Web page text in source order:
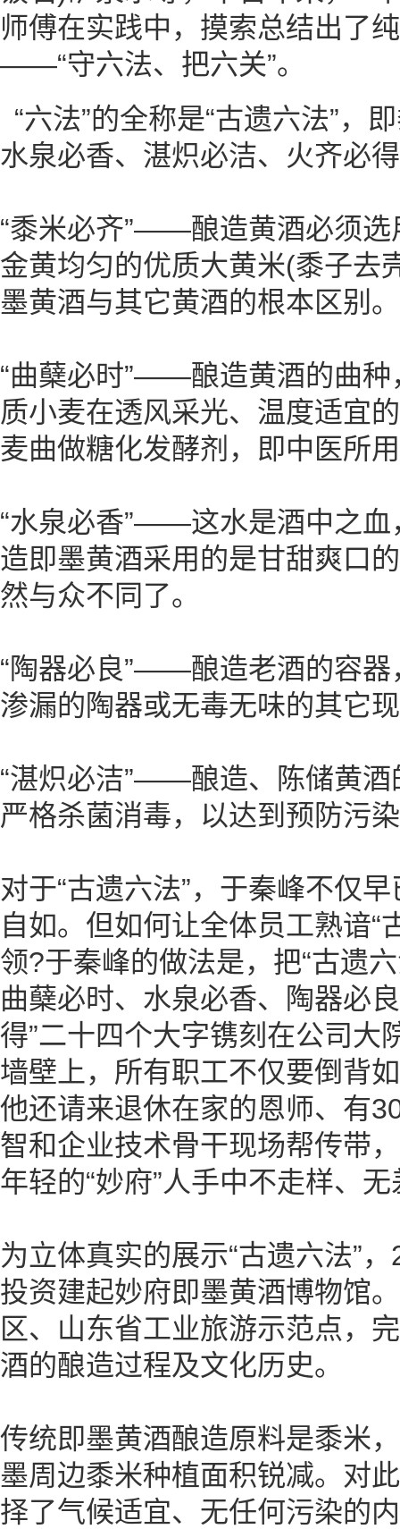
师傅在实践中，摸索总结出了
——“守六法、把六关”。
“六法”的全称是“古遗六法”，
水泉必香、湛炽必洁、火齐必
“黍米必齐”——酿造黄酒必须选
金黄均匀的优质大黄米(黍子去
墨黄酒与其它黄酒的根本区别。
“曲蘖必时”——酿造黄酒的曲种
质小麦在透风采光、温度适宜
麦曲做糖化发酵剂，即中医所
“水泉必香”——这水是酒中之血
造即墨黄酒采用的是甘甜爽口
然与众不同了。
“陶器必良”——酿造老酒的容器
渗漏的陶器或无毒无味的其它
“湛炽必洁”——酿造、陈储黄酒
严格杀菌消毒，以达到预防污
对于“古遗六法”，于秦峰不仅
自如。但如何让全体员工熟谙“
领?于秦峰的做法是，把“古遗
曲蘖必时、水泉必香、陶器必
得”二十四个大字镌刻在公司大
墙壁上，所有职工不仅要倒背
他还请来退休在家的恩师、有
智和企业技术骨干现场帮传带
年轻的“妙府”人手中不走样、
为立体真实的展示“古遗六法”
投资建起妙府即墨黄酒博物馆
区、山东省工业旅游示范点，
酒的酿造过程及文化历史。
传统即墨黄酒酿造原料是黍米
墨周边黍米种植面积锐减。对
择了气候适宜、无任何污染的